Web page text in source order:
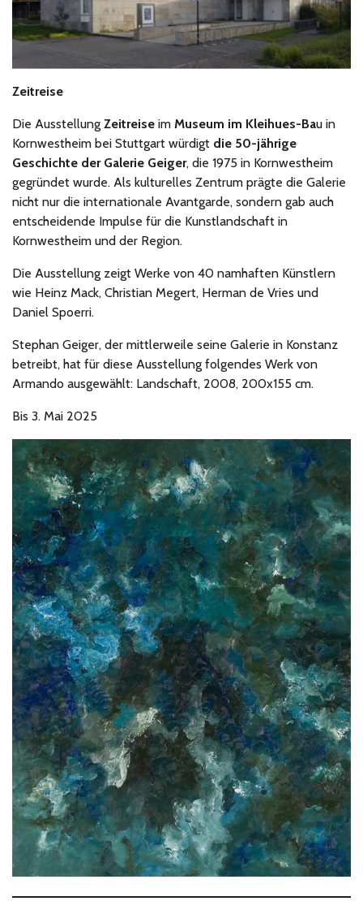
Zeitreise
Die Ausstellung Zeitreise im Museum im Kleihues-Bau in
Kornwestheim bei Stuttgart würdigt die 50-jährige
Geschichte der Galerie Geiger, die 1975 in Kornwestheim
gegründet wurde. Als kulturelles Zentrum prägte die Galerie
nicht nur die internationale Avantgarde, sondern gab auch
entscheidende Impulse für die Kunstlandschaft in
Kornwestheim und der Region.
Die Ausstellung zeigt Werke von 40 namhaften Künstlern
wie Heinz Mack, Christian Megert, Herman de Vries und
Daniel Spoerri.
Stephan Geiger, der mittlerweile seine Galerie in Konstanz
betreibt, hat für diese Ausstellung folgendes Werk von
Armando ausgewählt: Landschaft, 2008, 200x155 cm.
Bis 3. Mai 2025